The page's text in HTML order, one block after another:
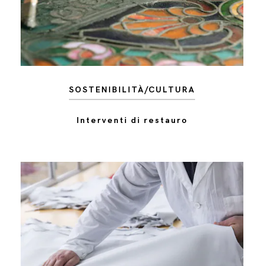
SOSTENIBILITÀ/CULTURA
Interventi di restauro